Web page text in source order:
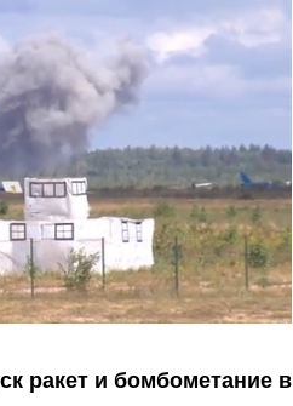
ракет и бомбометание в